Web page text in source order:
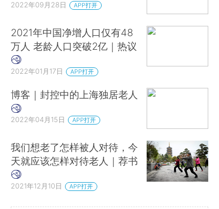
2022年09月28日 APP打开
2021年中国净增人口仅有48
万人 老龄人口突破2亿｜热议
2022年01月17日 APP打开
博客｜封控中的上海独居老人
2022年04月15日 APP打开
我们想老了怎样被人对待，今
天就应该怎样对待老人｜荐书
2021年12月10日 APP打开